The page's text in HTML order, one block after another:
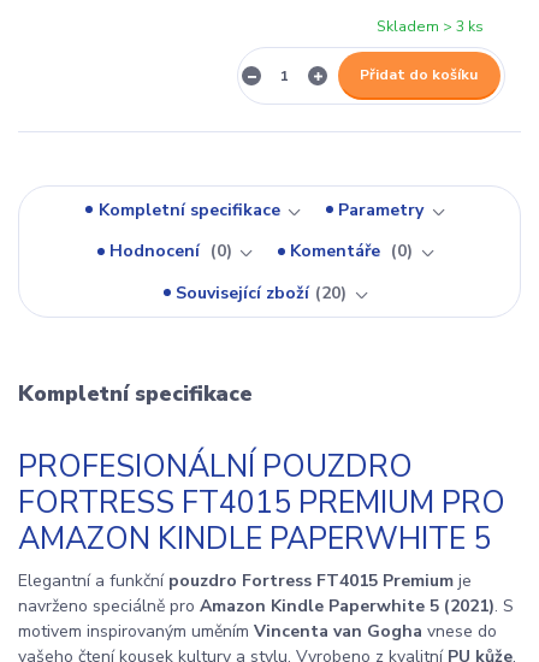
Skladem > 3 ks
Přidat do košíku
Kompletní specifikace
Parametry
Hodnocení
0 Komentáře
0
Související zboží 20
Kompletní specifikace
PROFESIONÁLNÍ POUZDRO
FORTRESS FT4015 PREMIUM PRO
AMAZON KINDLE PAPERWHITE 5
Elegantní a funkční pouzdro Fortress FT4015 Premium je
navrženo speciálně pro Amazon Kindle Paperwhite 5 (2021). S
motivem inspirovaným uměním Vincenta van Gogha vnese do
vašeho čtení kousek kultury a stylu. Vyrobeno z kvalitní PU kůže,